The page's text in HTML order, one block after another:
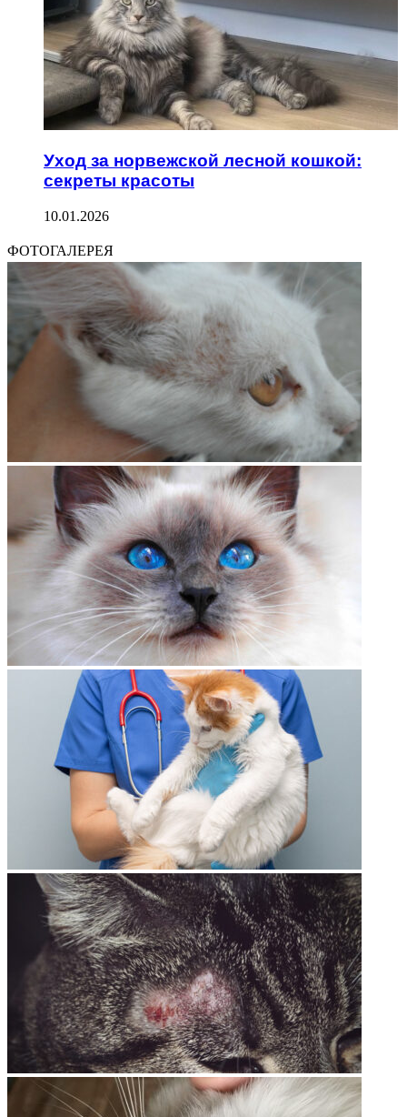
Уход за норвежской лесной кошкой:
секреты красоты
10.01.2026
ФОТОГАЛЕРЕЯ